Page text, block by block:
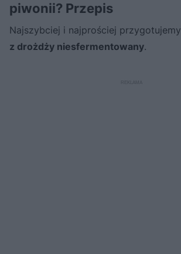
piwonii? Przepis
Najszybciej i najprościej przygotujemy
z drożdży niesfermentowany.